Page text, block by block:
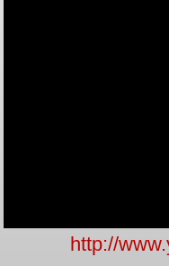
http://